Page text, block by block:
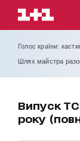
Голос країни:
Шлях майстра
Випуск
року